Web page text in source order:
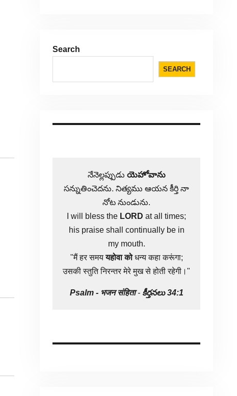
Search
SEARCH
నేనెల్లప్పుడు యెహోవాను
సన్నుతించెదను. నిత్యము ఆయన కీర్తి నా
నోట నుండును.
I will bless the LORD at all times;
his praise shall continually be in
my mouth.
"मैं हर समययहोवा कोधन्य कहा करूंगा;
उसकी स्तुति निरन्तर मेरे मुख से होती रहेगी।"
Psalm - भजन संहिता- కీర్తనలు 34:1